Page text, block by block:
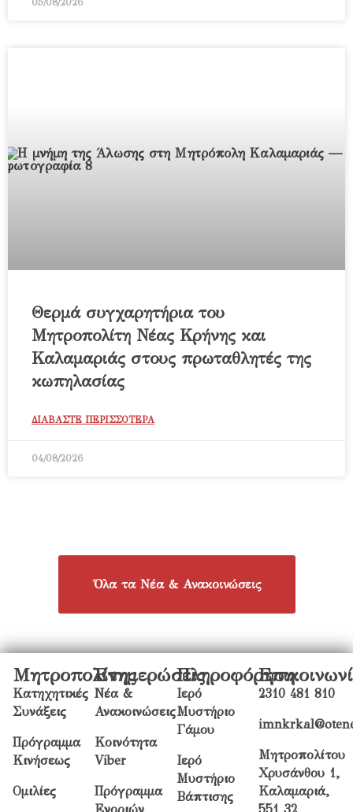
Θερμά συγχαρητήρια του
Μητροπολίτη Νέας Κρήνης και
Καλαμαριάς στους πρωταθλητές της
κωπηλασίας
ΔΙΑΒΑΣΤΕ ΠΕΡΙΣΣΟΤΕΡΑ
04/08/2026
Όλα τα Νέα & Ανακοινώσεις
Μητροπολίτης
Κατηχητικές
Συνάξεις
Πρόγραμμα
Κινήσεως
Ομιλίες
Ενημερώσεις
Νέα &
Ανακοινώσεις
Κοινότητα
Viber
Πρόγραμμα
Πληροφόρηση
Ιερό
Μυστήριο
Γάμου
Ιερό
Μυστήριο
Βάπτισης
2310 481 810
Μητροπολίτου
Χρυσάνθου 1,
Καλαμαριά,